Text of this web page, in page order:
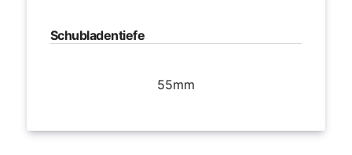
Schubladentiefe
55mm